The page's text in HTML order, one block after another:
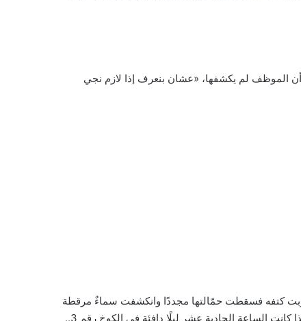
الموظف لم يكشفها، «عشان بنعرف إذا لازم نجي
كتفه فسقطت حمّالتها مجددًا وانكشفت سماءٌ مرقطة
بألف نجمة. هذه المرة لم يرفعها، هذه المرة فهِمها إشارة. كانت شاماتها بوابة طريقه إليها. طريقٌ يعرف أنه أقوى من مزاجها دائمًا، وهكذا كانت الساعة الحادية عشر ليلًا دافئة في الكوخ رقم 3..